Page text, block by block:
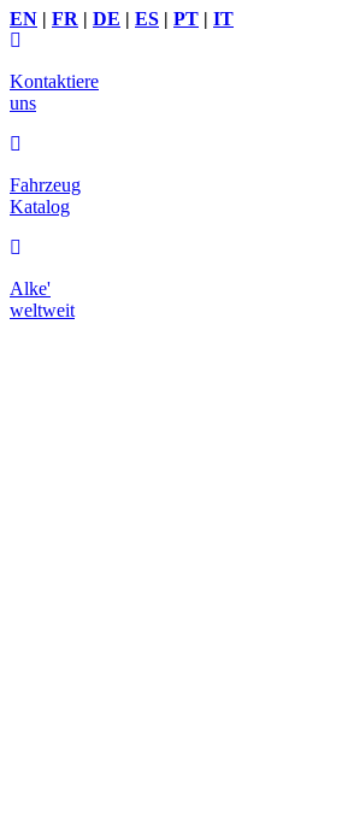
EN | FR | DE | ES | PT | IT
Kontaktiere
uns
Fahrzeug
Katalog
Alke'
weltweit